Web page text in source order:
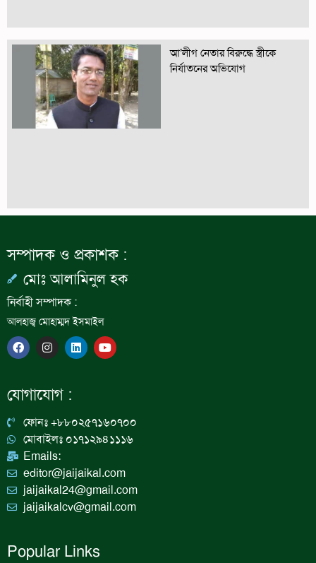
আ’লীগ নেতার বিরুদ্ধে স্ত্রীকে
নির্যাতনের অভিযোগ
সম্পাদক ও প্রকাশক :
মোঃ আলামিনুল হক
নির্বাহী সম্পাদক :
আলহাজ্ব মোহাম্মদ ইসমাইল
F
a
c
b
o
I
n
s
a
g
a
m
L
i
n
n
Y
o
u
যোগাযোগ :
ফোনঃ +৮৮০২৫৭১৬০৭০০
মোবাইলঃ ০১৭১২৯৪১১১৬
Emails:
editor@jaijaikal.com
jaijaikal24@gmail.com
jaijaikalcv@gmail.com
Popular Links